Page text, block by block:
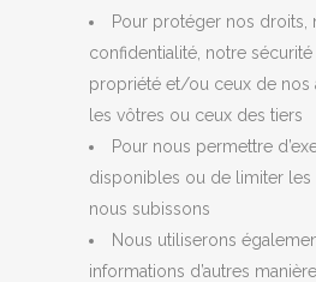
Pour protéger nos droits,
confidentialité, notre
propriété et/ou ceux de nos
les vôtres ou ceux des tiers
Pour nous permettre
disponibles ou de limiter
nous subissons
Nous utiliserons
informations d’autres